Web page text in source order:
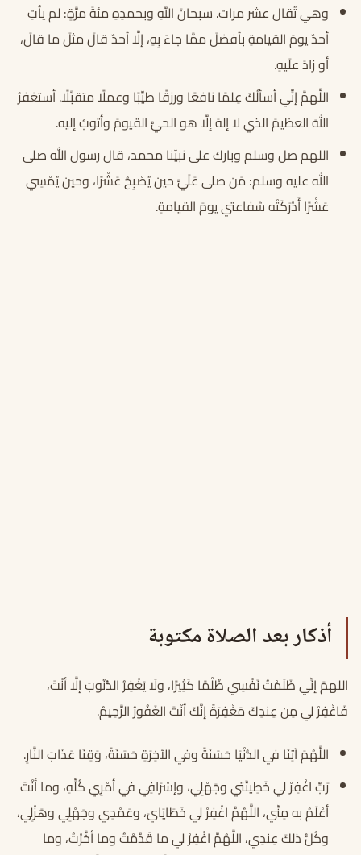
وهي تُقال عشر مرات. سبحانَ اللَّهِ وبحمدِهِ مئةَ مرَّةٍ: لم يأتِ
أحدٌ يومَ القيامةِ بأفضلَ ممَّا جاءَ بِهِ، إلَّا أحدٌ قالَ مثلَ ما قالَ،
أو زادَ علَيهِ.
اللَّهمَّ إنِّي أسألُكَ عِلمًا نافعًا ورزقًا طيِّبًا وعملًا متقبَّلًا. أستغفرُ
اللهَ العظيمَ الذي لا إلهَ إلَّا هو الحيَّ القيومَ وأتوبُ إليه.
اللهم صل وسلم وبارك على نبيّنا محمد، قال رسول الله صلى
الله عليه وسلم: مَن صلى عَلَيَّ حين يُصْبِحُ عَشْرًا، وحين يُمْسِي
عَشْرًا أَدْرَكَتْه شفاعتي يومَ القيامةِ.
أذكار بعد الصلاة مكتوبة
اللهمَ إنِّي ظَلَمْتُ نَفْسِي ظُلْمًا كَثِيرًا، ولَا يَغْفِرُ الذُّنُوبَ إلَّا أنْتَ،
فَاغْفِرْ لي مِن عِندِكَ مَغْفِرَةً إنَّكَ أنْتَ الغَفُورُ الرَّحِيمُ.
اللَّهُمَ آتِنَا في الدُّنْيَا حَسَنَةً وفي الآخِرَةِ حَسَنَةً، وَقِنَا عَذَابَ النَّارِ.
رَبِّ اغْفِرْ لي خَطِيئَتي وجَهْلِي، وإسْرَافِي في أمْرِي كُلِّهِ، وما أنْتَ
أعْلَمُ به مِنِّي، اللَّهُمَّ اغْفِرْ لي خَطَايَايَ، وعَمْدِي وجَهْلِي وهَزْلِي،
وكُلُّ ذلكَ عِندِي، اللَّهُمَّ اغْفِرْ لي ما قَدَّمْتُ وما أخَّرْتُ، وما